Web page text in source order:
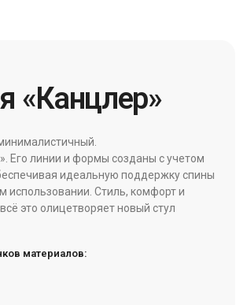
«Канцлер»
Его линии и формы созданы с учетом
идеальную поддержку спины
использовании. Стиль, комфорт и
это олицетворяет новый стул
материалов: